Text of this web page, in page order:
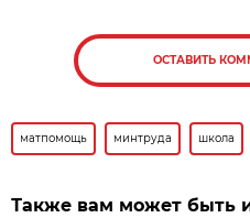
ОСТАВИТЬ
матпомощь минтруда школа
Также вам может быть